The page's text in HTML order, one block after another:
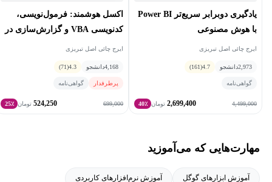
یادگیری دوبرابر سریع‌تر Power BI
با هوش مصنوعی
ایرج چائی اصل تبریزی
2,973دانشجو 4.7
(161)
گواهی‌نامه
4,499,000
2,699,400 تومان 40٪
اکسل هوشمند: فرمول‌نویسی،
کدنویسی VBA و گزارش‌سازی در
اکسل با هوش مصنوعی
ایرج چائی اصل تبریزی
4,168دانشجو 4.3
(71)
پرطرفدار گواهی‌نامه
699,000
524,250 تومان 25٪
مهارت‌هایی که می‌آموزید
آموزش ابزارهای گوگل آموزش نرم‌افزارهای کاربردی